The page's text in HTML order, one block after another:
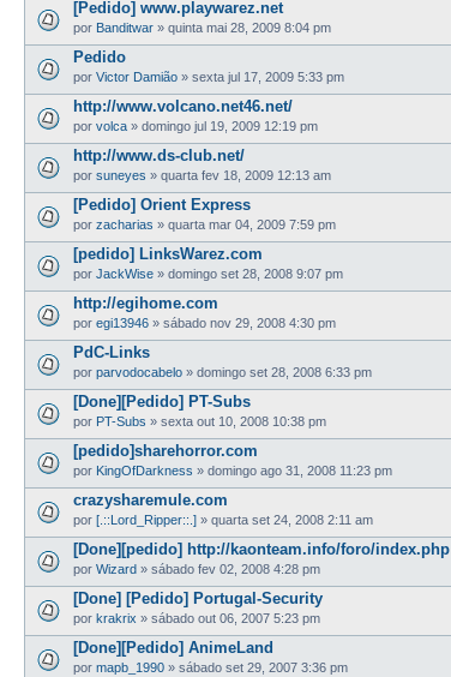
[Pedido] www.playwarez.net
por Banditwar » quinta mai 28, 2009 8:04 pm
Pedido
por Victor Damião » sexta jul 17, 2009 5:33 pm
http://www.volcano.net46.net/
por volca » domingo jul 19, 2009 12:19 pm
http://www.ds-club.net/
por suneyes » quarta fev 18, 2009 12:13 am
[Pedido] Orient Express
por zacharias » quarta mar 04, 2009 7:59 pm
[pedido] LinksWarez.com
por JackWise » domingo set 28, 2008 9:07 pm
http://egihome.com
por egi13946 » sábado nov 29, 2008 4:30 pm
PdC-Links
por parvodocabelo » domingo set 28, 2008 6:33 pm
[Done][Pedido] PT-Subs
por PT-Subs » sexta out 10, 2008 10:38 pm
[pedido]sharehorror.com
por KingOfDarkness » domingo ago 31, 2008 11:23 pm
crazysharemule.com
por [.::Lord_Ripper::.] » quarta set 24, 2008 2:11 am
[Done][pedido] http://kaonteam.info/foro/index.php
por Wizard » sábado fev 02, 2008 4:28 pm
[Done] [Pedido] Portugal-Security
por krakrix » sábado out 06, 2007 5:23 pm
[Done][Pedido] AnimeLand
por mapb_1990 » sábado set 29, 2007 3:36 pm